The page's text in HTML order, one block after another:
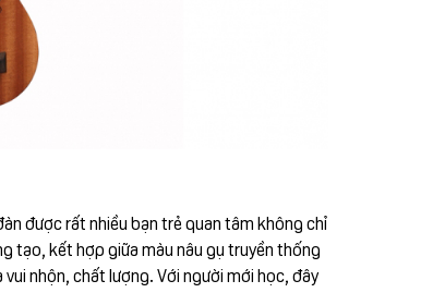
được rất nhiều bạn trẻ quan tâm không chỉ
tạo, kết hợp giữa màu nâu gụ truyền thống
nhộn, chất lượng. Với người mới học, đây